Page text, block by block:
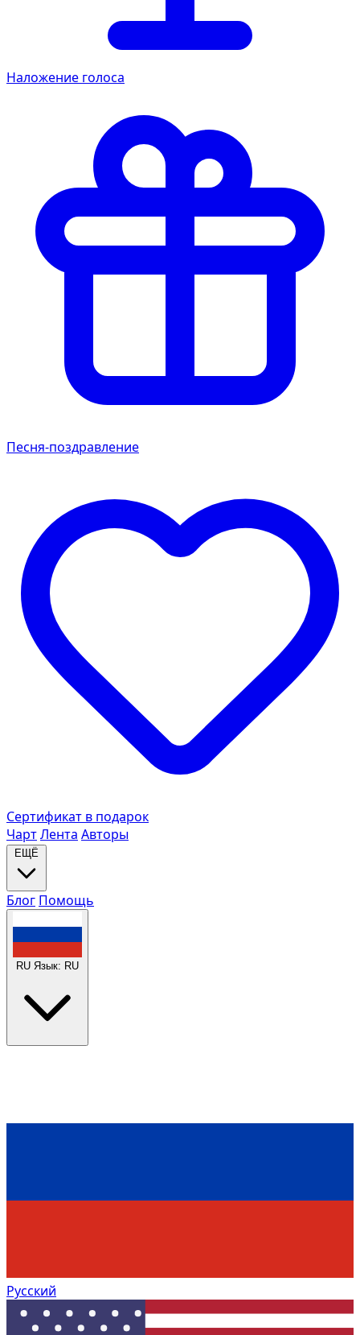
Наложение голоса
Песня-поздравление
Сертификат в подарок
ЧартЛента Авторы
ЕЩЁ
Блог Помощь
RU Язык: RU
Русский